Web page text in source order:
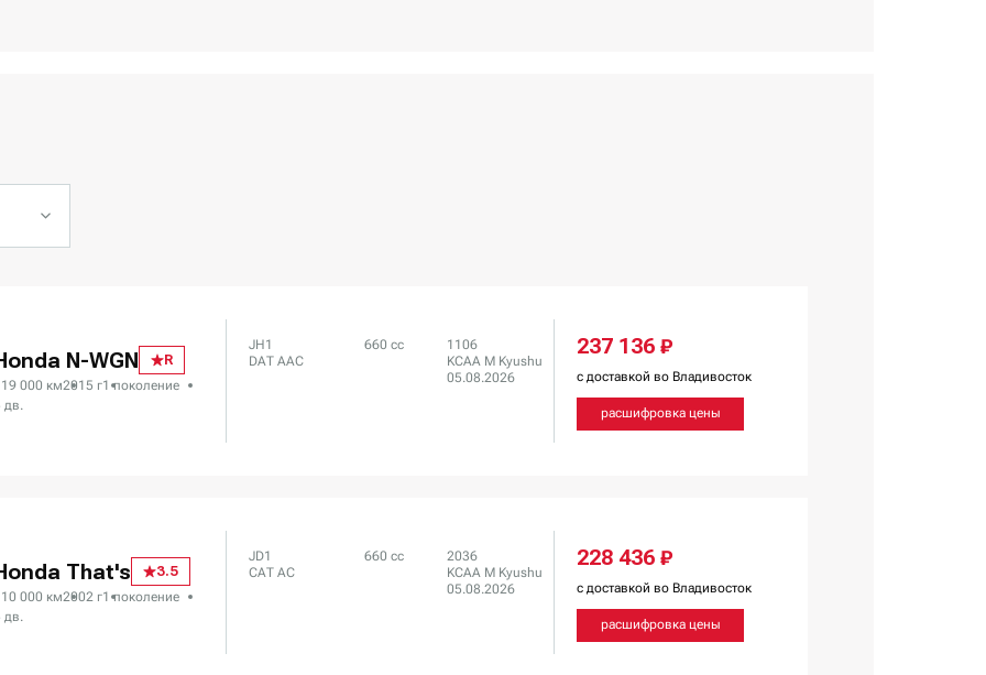
N-WGN
R
000 км2015 г1 поколение
дв.
JH1
DAT AAC
660 сс
1106
KCAA M Kyushu
05.08.2026
237 136 ₽
с доставкой во Владивосток
расшифровка цены
That's
3.5
000 км2002 г1 поколение
дв.
JD1
CAT AC
660 сс
2036
KCAA M Kyushu
05.08.2026
228 436 ₽
с доставкой во Владивосток
расшифровка цены